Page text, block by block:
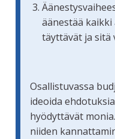
äänestää
täyttävät ja sitä
Osallistuvassa
ideoida
hyödyttävät
niiden